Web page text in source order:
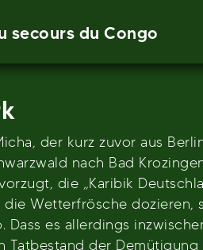
secours du Congo
der kurz zuvor aus
nach Bad
die „Karibik
Wetterfrösche
es allerdings
Tatbestand der